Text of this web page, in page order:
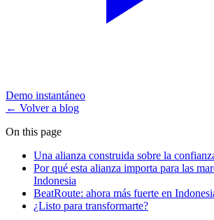
Demo instantáneo
← Volver a blog
On this page
Una alianza construida sobre la
Por qué esta alianza importa para las
Indonesia
BeatRoute: ahora más fuerte en
¿Listo para transformarte?